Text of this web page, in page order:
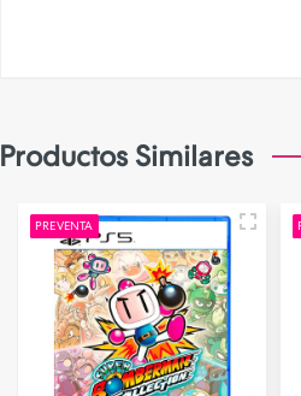
Productos Similares
PREVENTA